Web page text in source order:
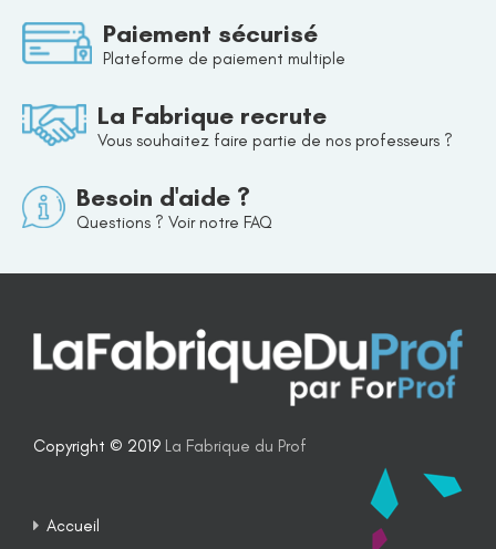
Paiement sécurisé
Plateforme de paiement multiple
La Fabrique recrute
Vous souhaitez faire partie de nos professeurs ?
Besoin d'aide ?
Questions ? Voir notre FAQ
Copyright © 2019 La Fabrique du Prof
Accueil